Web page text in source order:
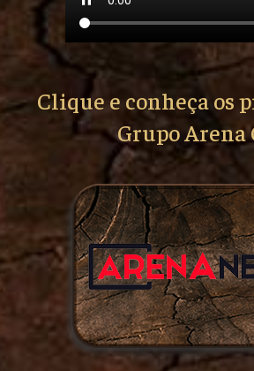
Clique e conheça os
Grupo Arena